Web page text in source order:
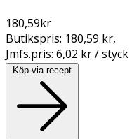
180,59kr
Butikspris: 180,59 kr,
Jmfs.pris: 6,02 kr / styck
Köp via recept